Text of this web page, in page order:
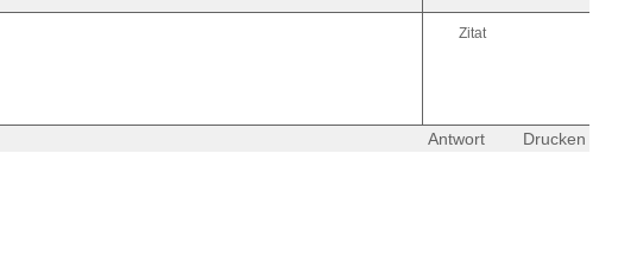
Zitat
Antwort Drucken